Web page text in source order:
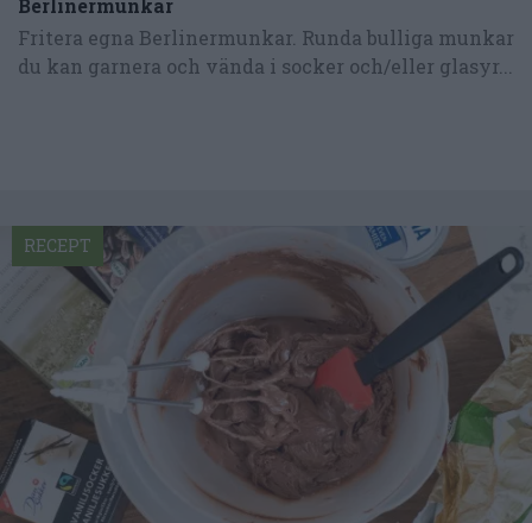
Berlinermunkar
Fritera egna Berlinermunkar. Runda bulliga munkar
du kan garnera och vända i socker och/eller glasyr...
RECEPT